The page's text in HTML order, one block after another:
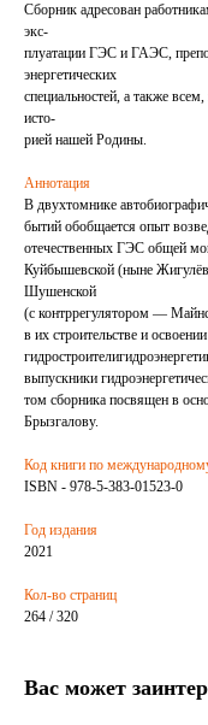
Сборник адресован
экс-
плуатации ГЭС и ГАЭС,
энергетических
специальностей, а также
исто-
рией нашей Родины.
Аннотация
В двухтомнике
бытий обобщается опыт
отечественных ГЭС общей
Куйбышевской (ныне
Шушенской
(с контррегулятором —
в их строительстве и
выпускники
том сборника посвящен в
Брызгалову.
Код книги по
ISBN - 978-5-383-01523-0
Год издания
2021
Кол-во страниц
264 / 320
Вас может